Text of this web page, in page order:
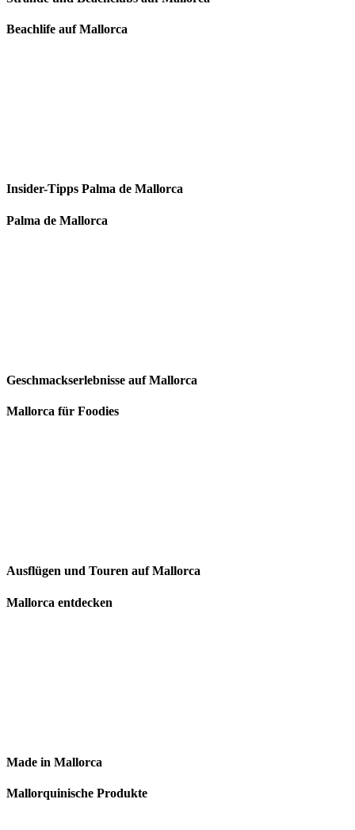
Beachlife auf Mallorca
Insider-Tipps Palma de Mallorca
Palma de Mallorca
Geschmackserlebnisse auf Mallorca
Mallorca für Foodies
Ausflügen und Touren auf Mallorca
Mallorca entdecken
Made in Mallorca
Mallorquinische Produkte